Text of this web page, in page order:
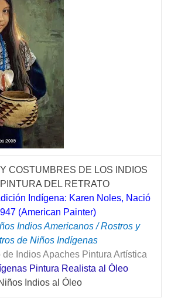
COSTUMBRES DE LOS INDIOS
DEL RETRATO
Indígena: Karen Noles, Nació
(American Painter)
Indios Americanos / Rostros y
de Niños Indígenas
de Indios Apaches Pintura Artística
Pintura Realista al Óleo
Indios al Óleo